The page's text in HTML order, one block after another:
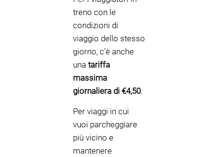
treno con le
condizioni di
viaggio dello stesso
giorno, c’è anche
una tariffa
massima
giornaliera di €4,50.
Per viaggi in cui
vuoi parcheggiare
più vicino e
mantenere